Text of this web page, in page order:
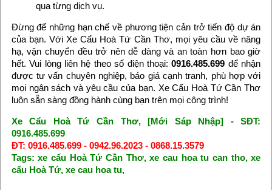
qua từng dịch vụ.
Đừng để những hạn chế về phương tiện cản trở tiến độ dự án
của bạn. Với Xe Cẩu Hoà Tứ Cần Thơ, mọi yêu cầu về nâng
hạ, vận chuyển đều trở nên dễ dàng và an toàn hơn bao giờ
hết. Vui lòng liên hệ theo số điện thoại:0916.485.699 để nhận
được tư vấn chuyên nghiệp, báo giá cạnh tranh, phù hợp với
mọi ngân sách và yêu cầu của bạn. Xe Cẩu Hoà Tứ Cần Thơ
luôn sẵn sàng đồng hành cùng bạn trên mọi công trình!
Xe Cẩu Hoà Tứ Cần Thơ, [Mới Sáp Nhập] - SĐT:
0916.485.699
ĐT: 0916.485.699 - 0942.96.2023 - 0868.15.3579
Tags: xe cẩu Hoà Tứ Cần Thơ, xe cau hoa tu can tho, xe
cẩu Hoà Tứ, xe cau hoa tu,